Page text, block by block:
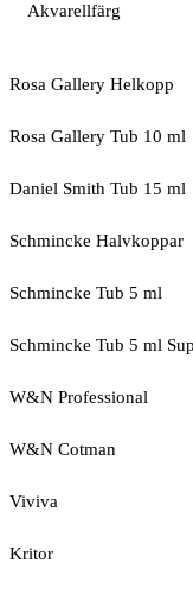
Akvarellfärg
Rosa Gallery Helkopp
Rosa Gallery Tub 10 ml
Daniel Smith Tub 15 ml
Schmincke Halvkoppar
Schmincke Tub 5 ml
Schmincke Tub 5 ml
W&N Professional
W&N Cotman
Viviva
Kritor